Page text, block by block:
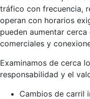
tráfico con frecuencia,
operan con horarios
pueden aumentar
comerciales y
Examinamos de cerca
responsabilidad y el
Cambios de carril